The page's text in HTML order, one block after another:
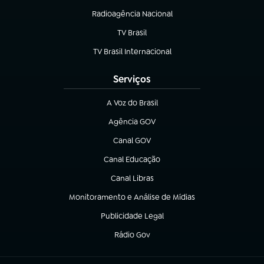
Radioagência Nacional
(abre em nova aba)
TV Brasil
(abre em nova aba)
TV Brasil Internacional
(abre em nova aba)
Serviços
A Voz do Brasil
(abre em nova aba)
Agência GOV
(abre em nova aba)
Canal GOV
(abre em nova aba)
Canal Educação
(abre em nova aba)
Canal Libras
(abre em nova aba)
Monitoramento e Análise de Mídias
(abre em nova aba)
Publicidade Legal
(abre em nova aba)
Rádio Gov
(abre em nova aba)